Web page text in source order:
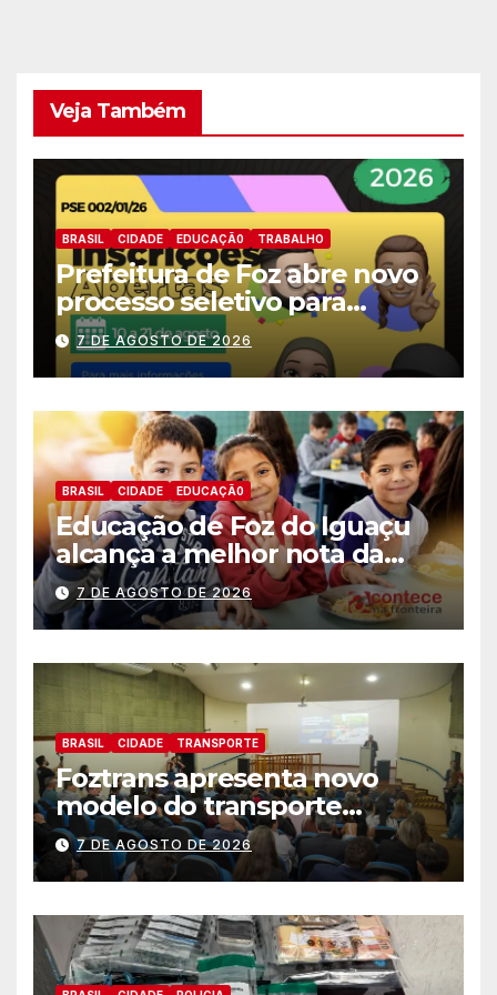
Veja Também
BRASIL CIDADE EDUCAÇÃ0 TRABALHO
Prefeitura de Foz abre novo
processo seletivo para
estagiários
7 DE AGOSTO DE 2026
BRASIL CIDADE EDUCAÇÃ0
Educação de Foz do Iguaçu
alcança a melhor nota da
história no IDEB
7 DE AGOSTO DE 2026
BRASIL CIDADE TRANSPORTE
Foztrans apresenta novo
modelo do transporte
coletivo em audiência
pública e avança para um
sistema mais moderno e
eficiente
7 DE AGOSTO DE 2026